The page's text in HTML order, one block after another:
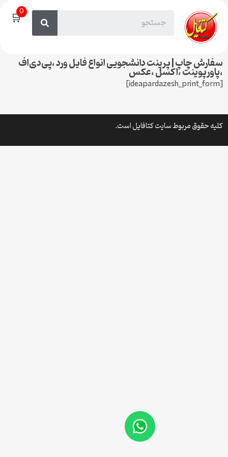
🛒0
سفارش چاپ | پرینت دانشجویی انواع فایل ورد ،پی‌دی‌اف
،پاورپوینت ،اکسل ،عکس
[ideapardazesh_print_form]
کلیه حقوق مربوط سایت کتافایل است.